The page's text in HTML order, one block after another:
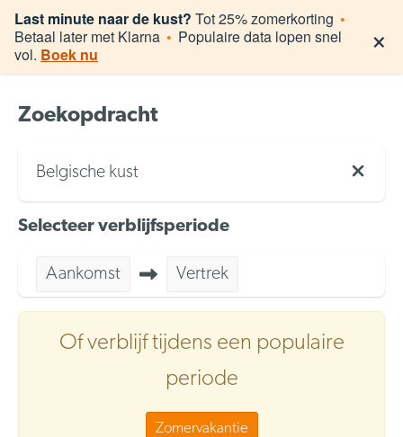
Last minute naar de kust? Tot 25% zomerkorting •
Betaal later met Klarna • Populaire data lopen snel
vol. Boek nu ×
Zoekopdracht
Belgische kust
Selecteer verblijfsperiode
Aankomst Vertrek
Of verblijf tijdens een populaire
periode
Zomervakantie